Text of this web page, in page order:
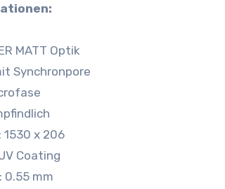
MATT Optik
Synchronpore
1530 x 206
Coating
0.55 mm